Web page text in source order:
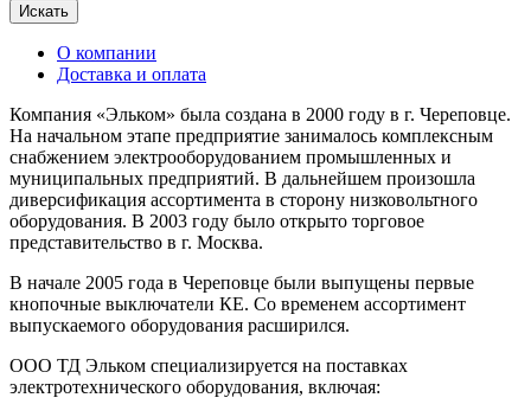
Искать
О компании
Доставка и оплата
Компания «Эльком» была создана в 2000 году в г. Череповце.
На начальном этапе предприятие занималось комплексным
снабжением электрооборудованием промышленных и
муниципальных предприятий. В дальнейшем произошла
диверсификация ассортимента в сторону низковольтного
оборудования. В 2003 году было открыто торговое
представительство в г. Москва.
В начале 2005 года в Череповце были выпущены первые
кнопочные выключатели КЕ. Со временем ассортимент
выпускаемого оборудования расширился.
ООО ТД Эльком специализируется на поставках
электротехнического оборудования, включая: